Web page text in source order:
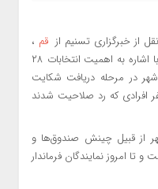
از خبرگزاری تسنیم ازقم ،
مرتضی حیدری در گفت‌وگو با خبرنگاران با اشاره به اهمیت انتخابات ۲۸
در مرحله دریافت شکایت
افرادی که رد صلاحیت شدند
از قبیل چینش صندوق‌ها و
تا امروز نمایندگان فرماندار